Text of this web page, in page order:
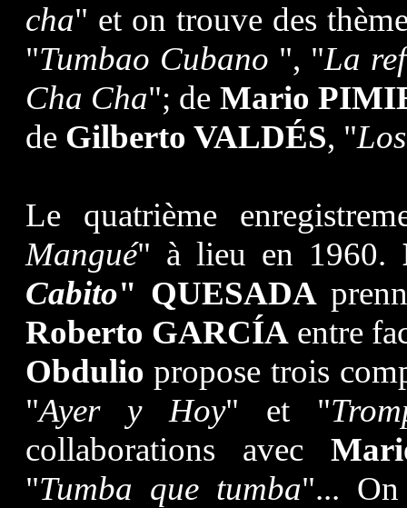
cha" et on trouve des
"Tumbao Cubano ", "La
Cha Cha"; de Mario
de Gilberto VALDÉS, "
Le quatrième
Mangué" à lieu en 1960.
Cabito" QUESADA
Roberto GARCÍAentre
Obdulio propose trois
"Ayer y Hoy" et "
collaborations avec
"Tumba que tumba"... On